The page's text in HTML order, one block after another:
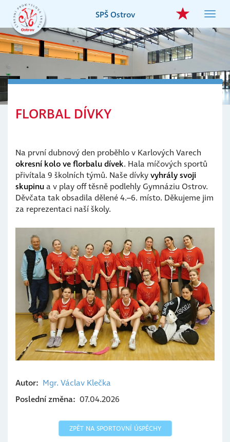
Přejít
hlavnímu
obsahu
SPŠ Ostrov
FLORBAL DÍVKY
Na první dubnový den proběhlo v Karlových Varech
okresní kolo ve florbalu dívek. Hala míčových sportů
přivítala 9 školních týmů. Naše dívkyvyhrály svoji
skupinua v play off těsně podlehly Gymnáziu Ostrov.
Děvčata tak obsadila dělené 4.–6. místo. Děkujeme jim
za reprezentaci naší školy.
Autor Mgr. Václav Klečka
Poslední změna 07.04.2026
ZPĚT NA SPORTOVNÍ ÚSPĚCHY